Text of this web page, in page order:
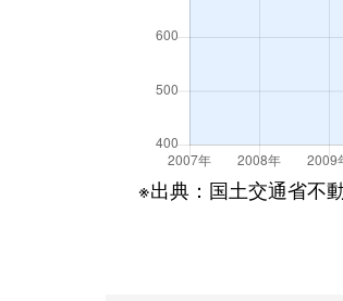
※出典：国土交通省不